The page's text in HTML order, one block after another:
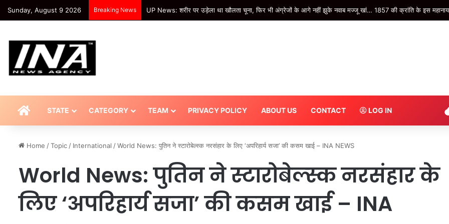
Sunday, August 9 2026 Breaking News
HOMESTATE CATEGORY TEAM PRIVACY POLICY ABOUT US CONTACT LOG IN
Home /Topic / International /World News: पुतिन ने स्टारोबेल्स्क नरसंहार के लिए ‘अपरिहार्य सजा’ की कसम खाई – INA NEWS
World News: पुतिन ने स्टारोबेल्स्क नरसंहार के
लिए ‘अपरिहार्य सजा’ की कसम खाई – INA